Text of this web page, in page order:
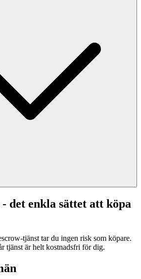
det enkla sättet att köpa
tjänst tar du ingen risk som köpare.
tjänst är helt kostnadsfri för dig.